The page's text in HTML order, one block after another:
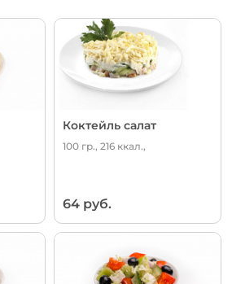
Коктейль салат
100 гр., 216 ккал.,
64 руб.